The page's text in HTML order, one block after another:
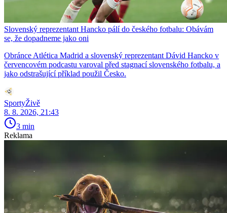
Slovenský reprezentant Hancko pálí do českého fotbalu: Obávám
se, že dopadneme jako oni
Obránce Atlética Madrid a slovenský reprezentant Dávid Hancko v
červencovém podcastu varoval před stagnací slovenského fotbalu, a
jako odstrašující příklad použil Česko.
SportyŽivě
8. 8. 2026, 21:43
3 min
Reklama